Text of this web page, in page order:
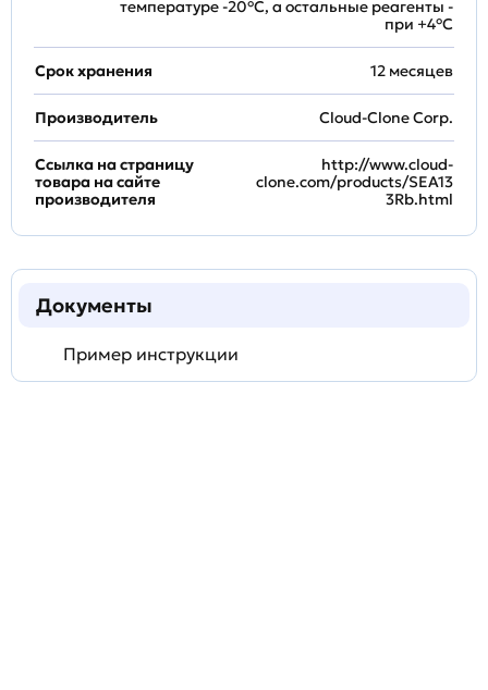
температуре -20°C, а остальные реагенты -
при +4°С
Срок хранения 12 месяцев
Производитель Cloud-Clone Corp.
Ссылка на страницу
товара на сайте
производителя
http://www.cloud-
clone.com/products/SEA13
3Rb.html
Документы
Пример инструкции